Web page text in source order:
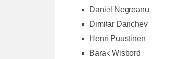
Daniel Negreanu
Dimitar Danchev
Henri Puustinen
Barak Wisbord